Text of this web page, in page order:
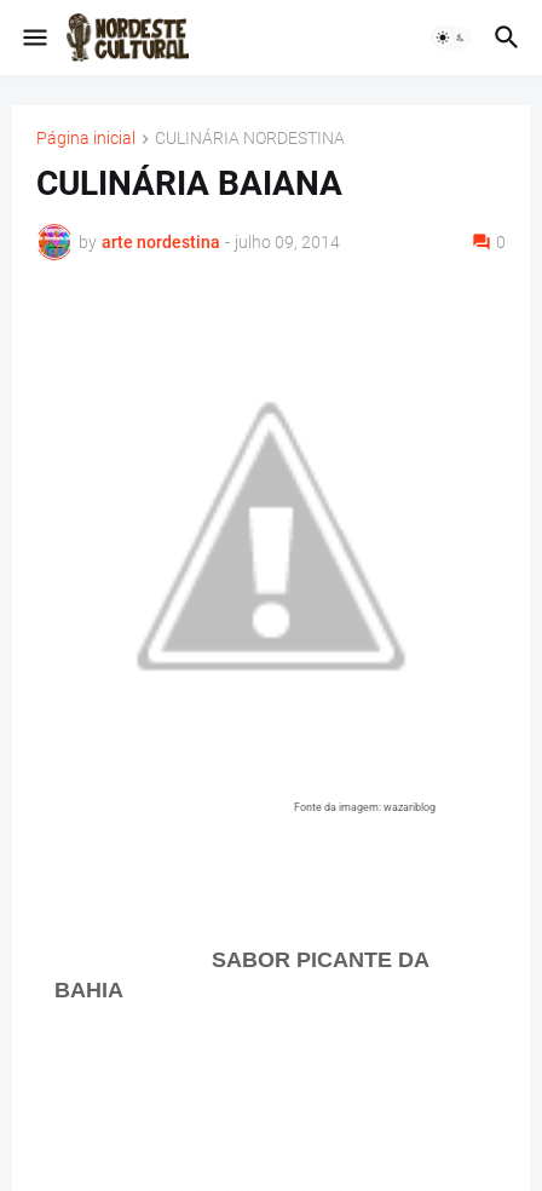
Página inicial CULINÁRIA NORDESTINA
CULINÁRIA BAIANA
by arte nordestina - julho 09, 2014 0
Fonte da imagem: wazariblog
SABOR PICANTE DA
BAHIA